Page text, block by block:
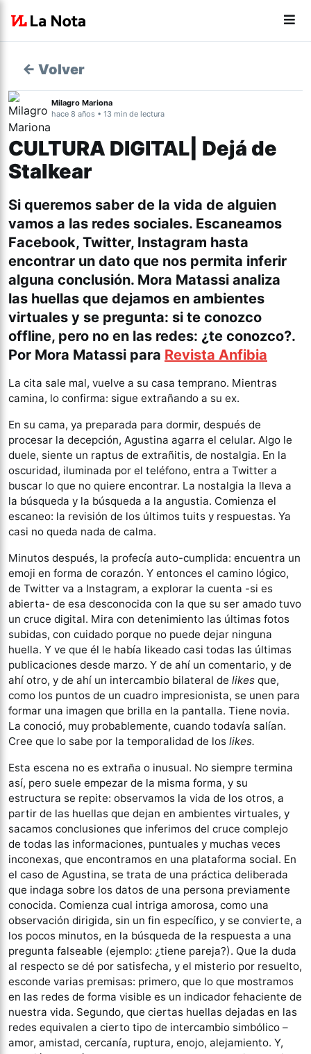
← Volver
Milagro Mariona
hace 8 años • 13 min de lectura
CULTURA DIGITAL| Dejá de
Stalkear
Si queremos saber de la vida de alguien
vamos a las redes sociales. Escaneamos
Facebook, Twitter, Instagram hasta
encontrar un dato que nos permita inferir
alguna conclusión. Mora Matassi analiza
las huellas que dejamos en ambientes
virtuales y se pregunta: si te conozco
offline, pero no en las redes: ¿te conozco?.
Por Mora Matassi para Revista Anfibia
La cita sale mal, vuelve a su casa temprano. Mientras
camina, lo confirma: sigue extrañando a su ex.
En su cama, ya preparada para dormir, después de
procesar la decepción, Agustina agarra el celular. Algo le
duele, siente un raptus de extrañitis, de nostalgia. En la
oscuridad, iluminada por el teléfono, entra a Twitter a
buscar lo que no quiere encontrar. La nostalgia la lleva a
la búsqueda y la búsqueda a la angustia. Comienza el
escaneo: la revisión de los últimos tuits y respuestas. Ya
casi no queda nada de calma.
Minutos después, la profecía auto-cumplida: encuentra un
emoji en forma de corazón. Y entonces el camino lógico,
de Twitter va a Instagram, a explorar la cuenta -si es
abierta- de esa desconocida con la que su ser amado tuvo
un cruce digital. Mira con detenimiento las últimas fotos
subidas, con cuidado porque no puede dejar ninguna
huella. Y ve que él le había likeado casi todas las últimas
publicaciones desde marzo. Y de ahí un comentario, y de
ahí otro, y de ahí un intercambio bilateral de likes que,
como los puntos de un cuadro impresionista, se unen para
formar una imagen que brilla en la pantalla. Tiene novia.
La conoció, muy probablemente, cuando todavía salían.
Cree que lo sabe por la temporalidad de los likes.
Esta escena no es extraña o inusual. No siempre termina
así, pero suele empezar de la misma forma, y su
estructura se repite: observamos la vida de los otros, a
partir de las huellas que dejan en ambientes virtuales, y
sacamos conclusiones que inferimos del cruce complejo
de todas las informaciones, puntuales y muchas veces
inconexas, que encontramos en una plataforma social. En
el caso de Agustina, se trata de una práctica deliberada
que indaga sobre los datos de una persona previamente
conocida. Comienza cual intriga amorosa, como una
observación dirigida, sin un fin específico, y se convierte, a
los pocos minutos, en la búsqueda de la respuesta a una
pregunta falseable (ejemplo: ¿tiene pareja?). Que la duda
al respecto se dé por satisfecha, y el misterio por resuelto,
esconde varias premisas: primero, que lo que mostramos
en las redes de forma visible es un indicador fehaciente de
nuestra vida. Segundo, que ciertas huellas dejadas en las
redes equivalen a cierto tipo de intercambio simbólico –
amor, amistad, cercanía, ruptura, enojo, alejamiento. Y,